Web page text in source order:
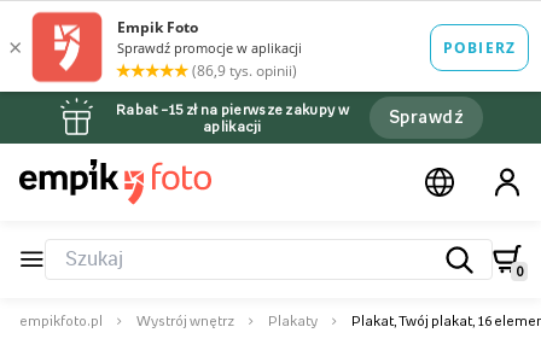
Rabat –15 zł na pierwsze zakupy w
aplikacji
Sprawdź
0
empikfoto.pl Wystrój wnętrz Plakaty Plakat, Twój plakat, 16